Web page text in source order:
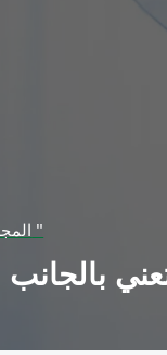
المجلة الاقتصادية تعني بالجانب الاقتصادي للدولة ع3 ل1999 - ع73 ل 2002 " اعداد متفرقة "